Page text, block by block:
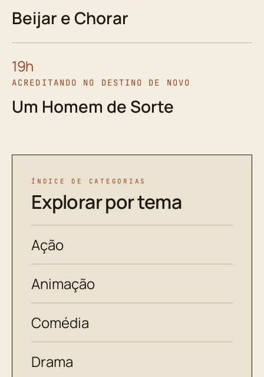
Beijar e Chorar
19h
ACREDITANDO NO DESTINO DE NOVO
Um Homem de Sorte
ÍNDICE DE CATEGORIAS
Explorar por tema
Ação
Animação
Comédia
Drama